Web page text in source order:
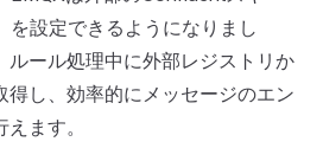
を設定できるようになりまし
ルール処理中に外部レジストリか
得し、効率的にメッセージのエン
ます。